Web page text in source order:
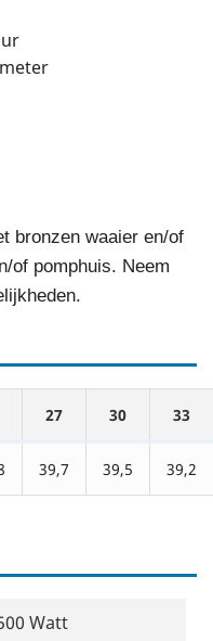
bronzen waaier en/of
of pomphuis. Neem
27 30 33
39,7 39,5 39,2
Watt